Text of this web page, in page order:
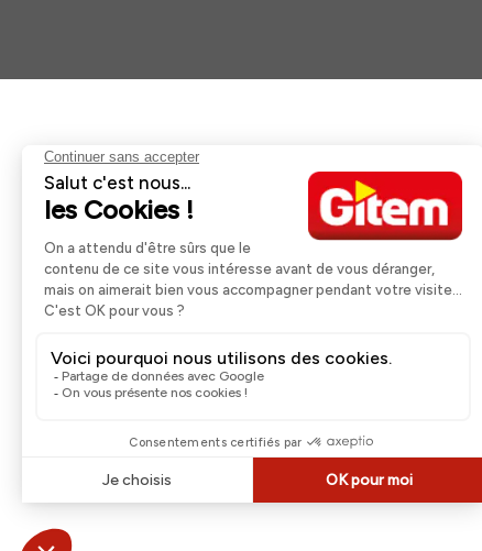
Aides et informations
Retour et remboursement
Nos guides d'achat
Livraison et retrait
Rappels Produits
Une question ?
Contactez-nous
Pose et services
Financement
Service Après